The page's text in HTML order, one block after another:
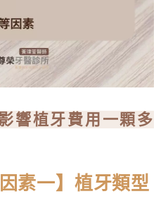
響植牙費用一顆多
素一】植牙類型